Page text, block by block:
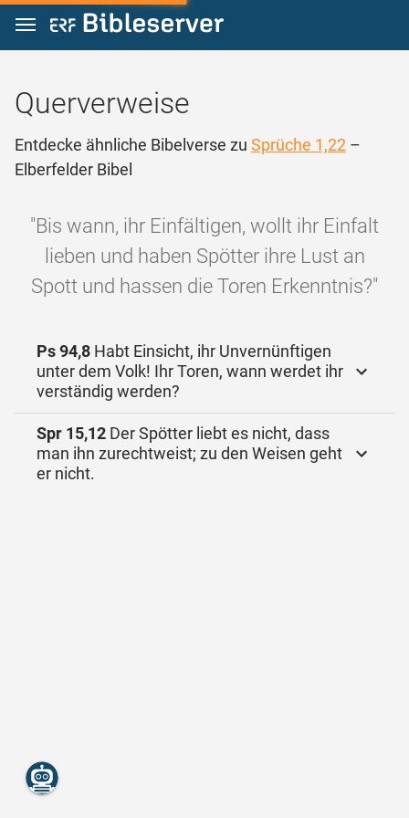
Zum Inhalt springen
Querverweise
Entdecke ähnliche Bibelverse zu Sprüche 1,22 –
Elberfelder Bibel
"Bis wann, ihr Einfältigen, wollt ihr Einfalt
lieben und haben Spötter ihre Lust an
Spott und hassen die Toren Erkenntnis?"
Ps 94,8 Habt Einsicht, ihr Unvernünftigen
unter dem Volk! Ihr Toren, wann werdet ihr
verständig werden?
Spr 15,12 Der Spötter liebt es nicht, dass
man ihn zurechtweist; zu den Weisen geht
er nicht.